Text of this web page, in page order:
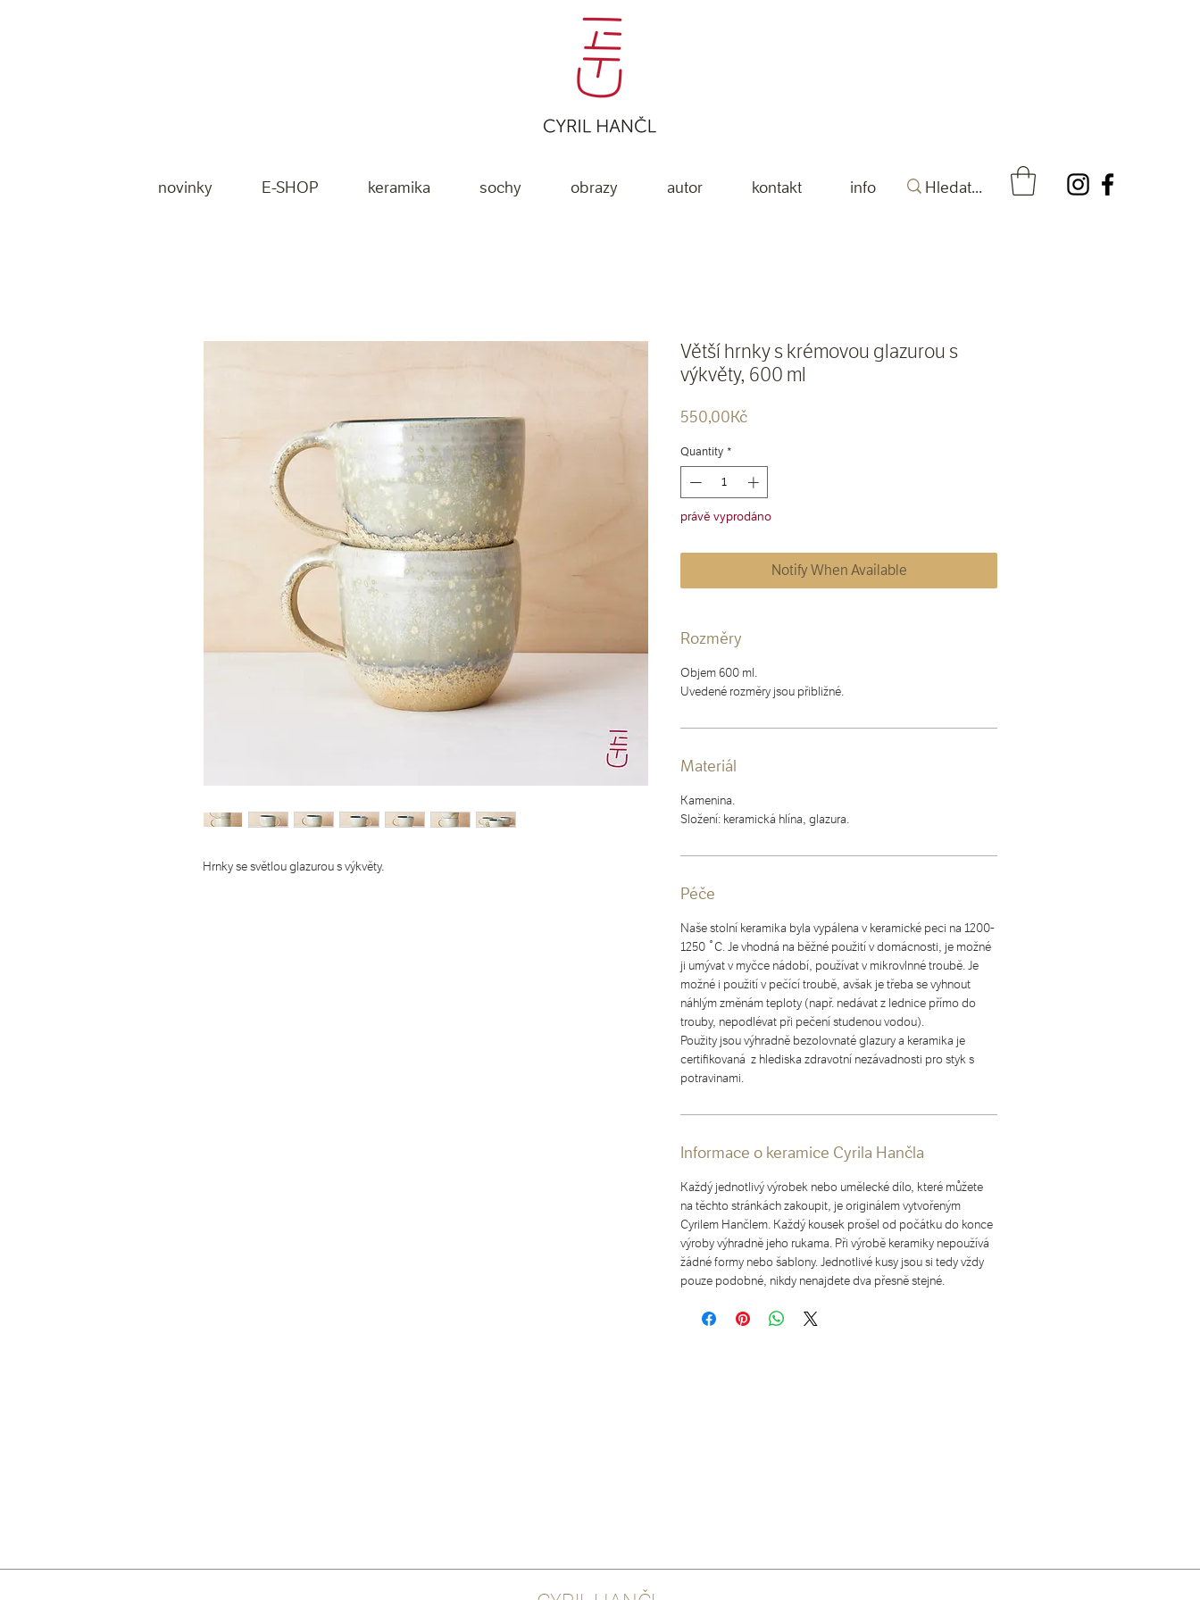
novinky E-SHOP keramika sochy obrazy autor kontakt info
Hrnky se světlou glazurou s výkvěty.
Větší hrnky s krémovou glazurou s
výkvěty, 600 ml
550,00KčPrice
Quantity *
právě vyprodáno
Notify When Available
Rozměry
Objem 600 ml.
Uvedené rozměry jsou přibližné.
Materiál
Kamenina.
Složení: keramická hlína, glazura.
Péče
Naše stolní keramika byla vypálena v keramické peci na 1200-
1250 ˚C. Je vhodná na běžné použití v domácnosti, je možné
ji umývat v myčce nádobí, používat v mikrovlnné troubě. Je
možné i použití v pečící troubě, avšak je třeba se vyhnout
náhlým změnám teploty (např. nedávat z lednice přímo do
trouby, nepodlévat při pečení studenou vodou).
Použity jsou výhradně bezolovnaté glazury a keramika je
certifikovaná z hlediska zdravotní nezávadnosti pro styk s
potravinami.
Informace o keramice Cyrila Hančla
Každý jednotlivý výrobek nebo umělecké dílo, které můžete
na těchto stránkách zakoupit, je originálem vytvořeným
Cyrilem Hančlem. Každý kousek prošel od počátku do konce
výroby výhradně jeho rukama. Při výrobě keramiky nepoužívá
žádné formy nebo šablony. Jednotlivé kusy jsou si tedy vždy
pouze podobné, nikdy nenajdete dva přesně stejné.